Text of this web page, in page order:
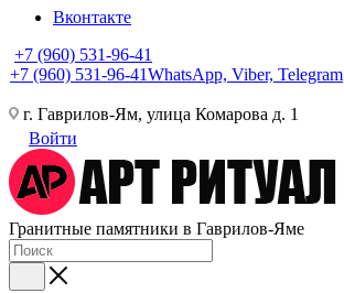
Вконтакте
+7 (960) 531-96-41
+7 (960) 531-96-41WhatsApp, Viber, Telegram
г. Гаврилов-Ям, улица Комарова д. 1
Войти
Гранитные памятники в Гаврилов-Яме